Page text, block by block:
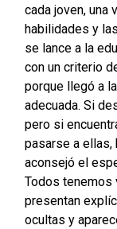
cada joven, una
habilidades y
se lance a la
con un criterio
porque llegó a
adecuada. Si
pero si
pasarse a ellas,
aconsejó el
Todos tenemos
presentan
ocultas y